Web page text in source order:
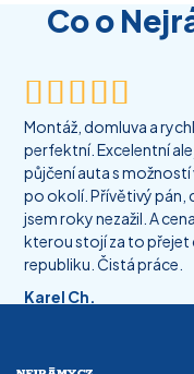
Co o

Montáž, domluva a
perfektní. Excelentní
půjčení auta s možností
po okolí. Přívětivý pán,
jsem roky nezažil. A
kterou stojí za to přejet
republiku. Čistá práce.
Karel Ch.